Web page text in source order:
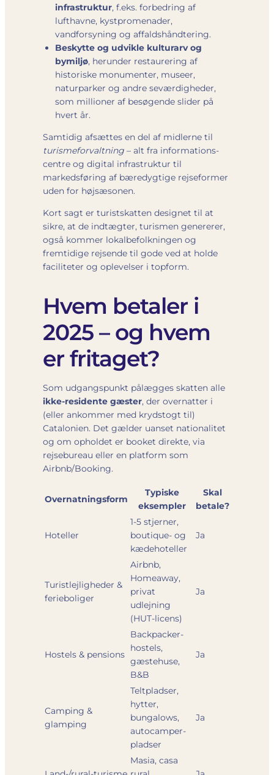
infrastruktur, f.eks. forbedring af
lufthavne, kyst­promenader,
vandforsyning og affalds­håndtering.
Beskytte og udvikle kulturarv og
bymiljø, herunder restaurering af
historiske monumenter, museer,
naturparker og andre seværdigheder,
som millioner af besøgende slider på
hvert år.
Samtidig afsættes en del af midlerne til
turismeforvaltning – alt fra informations­
centre og digital infrastruktur til
markedsføring af bæredygtige rejse­former
uden for højsæsonen.
Kort sagt er turistskatten designet til at
sikre, at de indtægter, turismen genererer,
også kommer lokalbefolkningen og
fremtidige rejsende til gode ved at holde
faciliteter og oplevelser i topform.
Hvem betaler i
2025 – og hvem
er fritaget?
Som udgangspunkt pålægges skatten alle
ikke-residente gæster, der overnatter i
(eller ankommer med krydstogt til)
Catalonien. Det gælder uanset nationalitet
og om opholdet er booket direkte, via
rejsebureau eller en platform som
Airbnb/Booking.
Overnatningsform
Typiske
eksempler
Skal
betale?
Hoteller
1-5 stjerner,
boutique- og
kædehoteller
Ja
Turistlejligheder &
ferieboliger
Airbnb,
Homeaway,
privat
udlejning
(HUT-licens)
Ja
Hostels & pensions
Backpacker-
hostels,
gæstehuse,
B&B
Ja
Camping &
glamping
Teltpladser,
hytter,
bungalows,
autocamper-
pladser
Ja
Masia, casa